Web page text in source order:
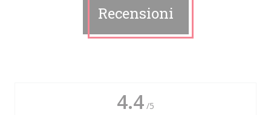
Recensioni
4.4 /5